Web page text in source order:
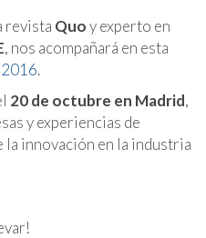
revista Quoy experto en
, nos acompañará en esta
.
20 de octubre en Madrid,
y experiencias de
la innovación en la industria